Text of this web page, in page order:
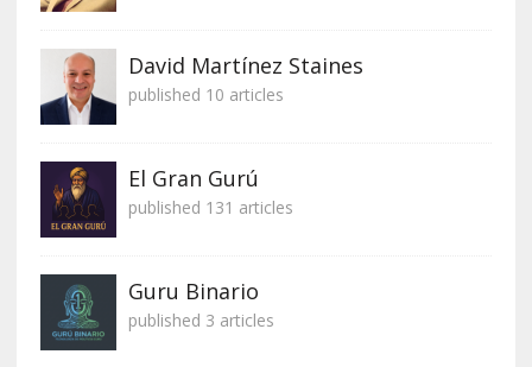
David Martínez Staines
published 10 articles
El Gran Gurú
published 131 articles
Guru Binario
published 3 articles